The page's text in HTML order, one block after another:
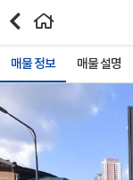
매물 정보 매물 설명